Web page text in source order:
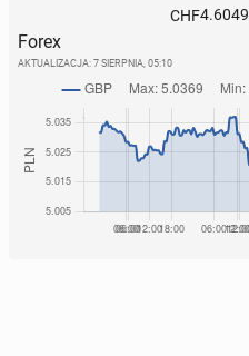
CHF4.6049
Forex
AKTUALIZACJA: 7 SIERPNIA, 05:10